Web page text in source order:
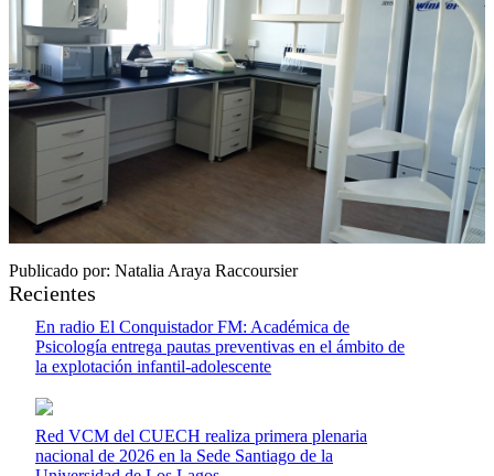
Publicado por: Natalia Araya Raccoursier
Recientes
En radio El Conquistador FM: Académica de
Psicología entrega pautas preventivas en el ámbito de
la explotación infantil-adolescente
Red VCM del CUECH realiza primera plenaria
nacional de 2026 en la Sede Santiago de la